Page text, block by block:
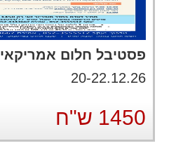
פסטיבל חלום אמריקאי
20-22.12.26
1450 ש"ח